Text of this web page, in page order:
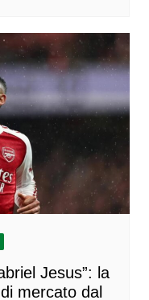
Jesus”: la
mercato dal